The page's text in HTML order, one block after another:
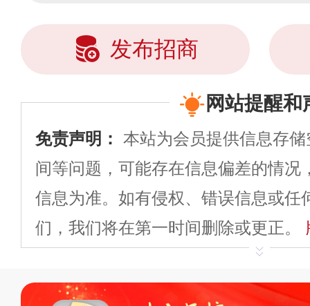
发布招商
网站提醒和
免责声明： 本站为会员提供信息存
间等问题，可能存在信息偏差的情况
信息为准。如有侵权、错误信息或任
们，我们将在第一时间删除或更正。
平台自有内容（文字
标、LOGO 等）知识产权归本站所